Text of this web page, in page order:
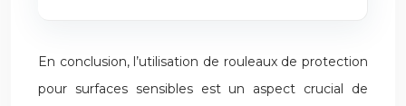
En conclusion, l’utilisation de rouleaux de protection
pour surfaces sensibles est un aspect crucial de